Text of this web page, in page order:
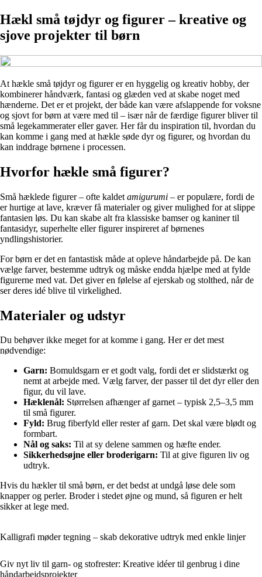
Hækl små tøjdyr og figurer – kreative og
sjove projekter til børn
At hækle små tøjdyr og figurer er en hyggelig og kreativ hobby, der
kombinerer håndværk, fantasi og glæden ved at skabe noget med
hænderne. Det er et projekt, der både kan være afslappende for voksne
og sjovt for børn at være med til – især når de færdige figurer bliver til
små legekammerater eller gaver. Her får du inspiration til, hvordan du
kan komme i gang med at hækle søde dyr og figurer, og hvordan du
kan inddrage børnene i processen.
Hvorfor hækle små figurer?
Små hæklede figurer – ofte kaldet amigurumi – er populære, fordi de
er hurtige at lave, kræver få materialer og giver mulighed for at slippe
fantasien løs. Du kan skabe alt fra klassiske bamser og kaniner til
fantasidyr, superhelte eller figurer inspireret af børnenes
yndlingshistorier.
For børn er det en fantastisk måde at opleve håndarbejde på. De kan
vælge farver, bestemme udtryk og måske endda hjælpe med at fylde
figurerne med vat. Det giver en følelse af ejerskab og stolthed, når de
ser deres idé blive til virkelighed.
Materialer og udstyr
Du behøver ikke meget for at komme i gang. Her er det mest
nødvendige:
Garn: Bomuldsgarn er et godt valg, fordi det er slidstærkt og
nemt at arbejde med. Vælg farver, der passer til det dyr eller den
figur, du vil lave.
Hæklenål: Størrelsen afhænger af garnet – typisk 2,5–3,5 mm
til små figurer.
Fyld: Brug fiberfyld eller rester af garn. Det skal være blødt og
formbart.
Nål og saks: Til at sy delene sammen og hæfte ender.
Sikkerhedsøjne eller broderigarn: Til at give figuren liv og
udtryk.
Hvis du hækler til små børn, er det bedst at undgå løse dele som
knapper og perler. Broder i stedet øjne og mund, så figuren er helt
sikker at lege med.
Kalligrafi møder tegning – skab dekorative udtryk med enkle linjer
Giv nyt liv til garn- og stofrester: Kreative idéer til genbrug i dine
håndarbejdsprojekter